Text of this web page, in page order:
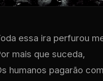
essa ira perfurou
mais que suceda,
humanos pagarão